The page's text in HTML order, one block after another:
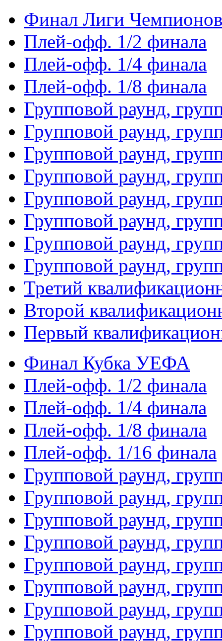
Финал Лиги Чемпионов
Плей-офф. 1/2 финала
Плей-офф. 1/4 финала
Плей-офф. 1/8 финала
Групповой раунд,
Групповой раунд,
Групповой раунд,
Групповой раунд,
Групповой раунд,
Групповой раунд,
Групповой раунд,
Групповой раунд,
Третий
Второй
Первый
Финал Кубка УЕФА
Плей-офф. 1/2 финала
Плей-офф. 1/4 финала
Плей-офф. 1/8 финала
Плей-офф. 1/16 финала
Групповой раунд,
Групповой раунд,
Групповой раунд,
Групповой раунд,
Групповой раунд,
Групповой раунд,
Групповой раунд,
Групповой раунд,